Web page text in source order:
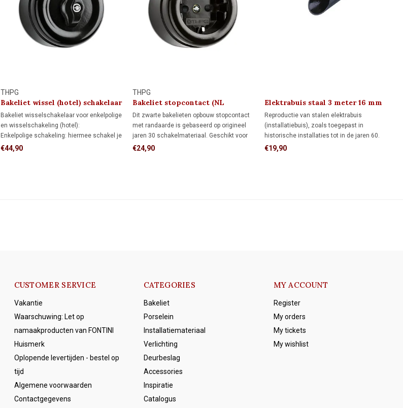
THPG
Bakeliet wissel (hotel) schakelaar
1930
Bakeliet wisselschakelaar voor enkelpolige
en wisselschakeling (hotel):
Enkelpolige schakeling: hiermee schakel je
een lamp vanaf één schakelaar aan en uit.
€44,90
THPG
Bakeliet stopcontact (NL
kindveilig) 1930
Dit zwarte bakelieten opbouw stopcontact
met randaarde is gebaseerd op origineel
jaren 30 schakelmateriaal. Geschikt voor
bedrading via de achterzijde (wandinvoer)
€24,90
Elektrabuis staal 3 meter 16 mm
Reproductie van stalen elektrabuis
(installatiebuis), zoals toegepast in
historische installaties tot in de jaren 60.
De metalen buis heeft een druksterkte van
€19,90
CUSTOMER SERVICE
Vakantie
Waarschuwing: Let op
namaakproducten van FONTINI
Huismerk
Oplopende levertijden - bestel op
tijd
Algemene voorwaarden
Contactgegevens
CATEGORIES
Bakeliet
Porselein
Installatiemateriaal
Verlichting
Deurbeslag
Accessories
Inspiratie
Catalogus
MY ACCOUNT
Register
My orders
My tickets
My wishlist